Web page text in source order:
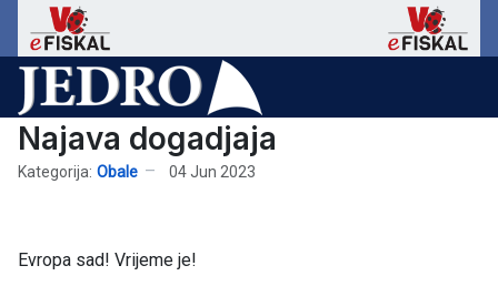
Najava dogadjaja
Kategorija: Obale 04 Jun 2023
Evropa sad! Vrijeme je!